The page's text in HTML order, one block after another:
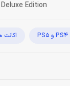
Edition
اکانت